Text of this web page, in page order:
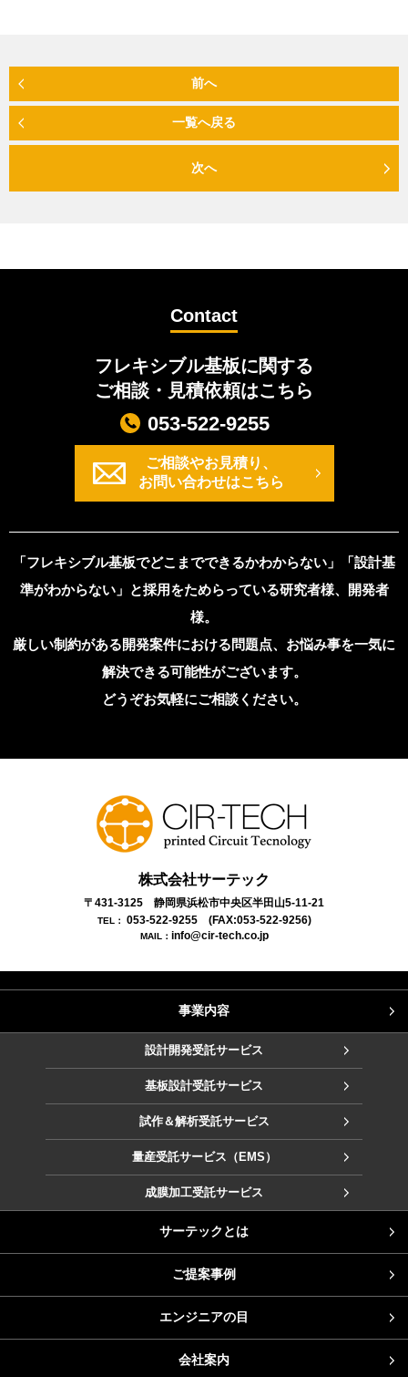
前へ
一覧へ戻る
次へ
Contact
フレキシブル基板に関する
ご相談・見積依頼はこちら
053-522-9255
ご相談やお見積り、
お問い合わせはこちら
「フレキシブル基板でどこまでできるかわからない」「設計基
準がわからない」と採用をためらっている研究者様、開発者
様。
厳しい制約がある開発案件における問題点、お悩み事を一気に
解決できる可能性がございます。
どうぞお気軽にご相談ください。
株式会社サーテック
〒431-3125 静岡県浜松市中央区半田山5-11-21
TEL： 053-522-9255(FAX:053-522-9256)
MAIL： info@cir-tech.co.jp
事業内容
設計開発受託サービス
基板設計受託サービス
試作＆解析受託サービス
量産受託サービス（EMS）
成膜加工受託サービス
サーテックとは
ご提案事例
エンジニアの目
会社案内